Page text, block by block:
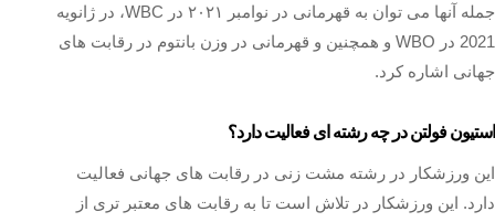
جمله آنها می‌ توان به قهرمانی در نوامبر ۲۰۲۱ در WBC، در ژانويه
2021 در WBO و همچنین و قهرمانی در وزن بانتوم در رقابت‌ های
جهانی اشاره کرد.
استیون فولتن در چه رشته ای فعالیت دارد؟
این ورزشکار در رشته مشت زنی در رقابت‌ های جهانی فعالیت
دارد. این ورزشکار در تلاش است تا به رقابت های معتبر تری از